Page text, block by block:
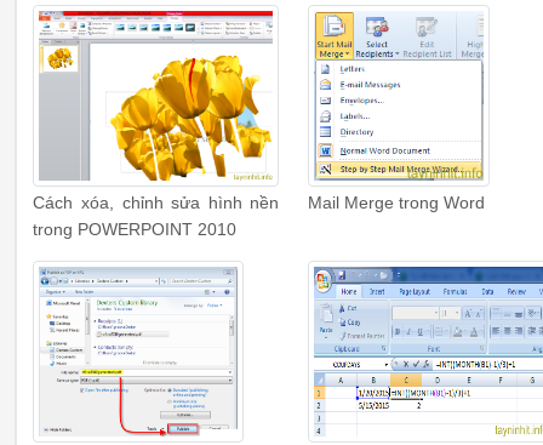
Cách xóa, chỉnh sửa hình nền
trong POWERPOINT 2010
Mail Merge trong Word